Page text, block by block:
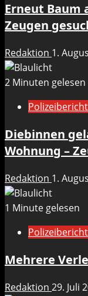
Erneut Baum
Zeugen
Redaktion 1.
2 Minuten gelesen
Diebinnen
Wohnung –
Redaktion 1.
1 Minute gelesen
Mehrere
Redaktion 29. Juli